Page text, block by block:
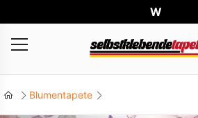
Weltw
Blumentapete